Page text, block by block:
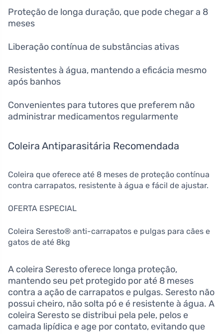
Proteção de longa duração, que pode chegar a 8
meses
Liberação contínua de substâncias ativas
Resistentes à água, mantendo a eficácia mesmo
após banhos
Convenientes para tutores que preferem não
administrar medicamentos regularmente
Coleira Antiparasitária Recomendada
Coleira que oferece até 8 meses de proteção contínua
contra carrapatos, resistente à água e fácil de ajustar.
OFERTA ESPECIAL
Coleira Seresto® anti-carrapatos e pulgas para cães e
gatos de até 8kg
A coleira Seresto oferece longa proteção,
mantendo seu pet protegido por até 8 meses
contra a ação de carrapatos e pulgas. Seresto não
possui cheiro, não solta pó e é resistente à água. A
coleira Seresto se distribui pela pele, pelos e
camada lipídica e age por contato, evitando que